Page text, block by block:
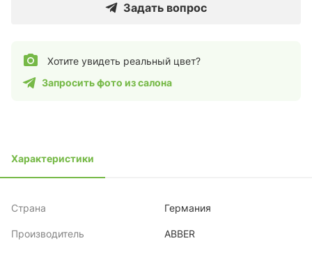
Задать вопрос
Хотите увидеть реальный цвет?
Запросить фото из салона
Характеристики
Страна Германия
Производитель ABBER